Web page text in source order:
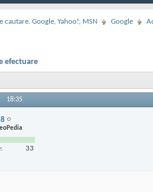
cautare. Google, Yahoo!, MSN Google
efectuare
18:35
33